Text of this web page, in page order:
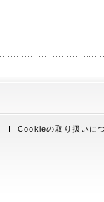
Cookieの取り扱いに